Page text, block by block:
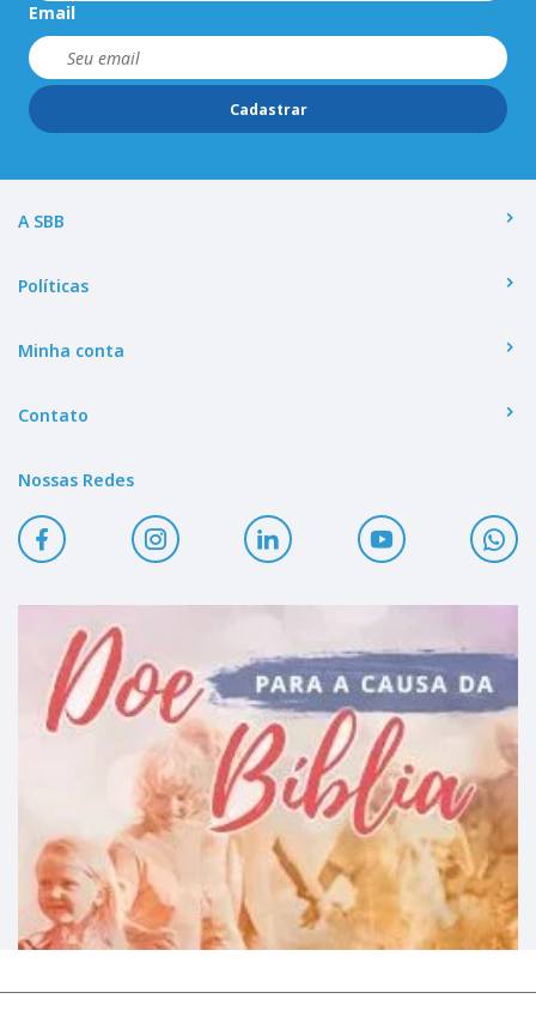
Email
Cadastrar
A SBB
Políticas
Minha conta
Contato
Nossas Redes